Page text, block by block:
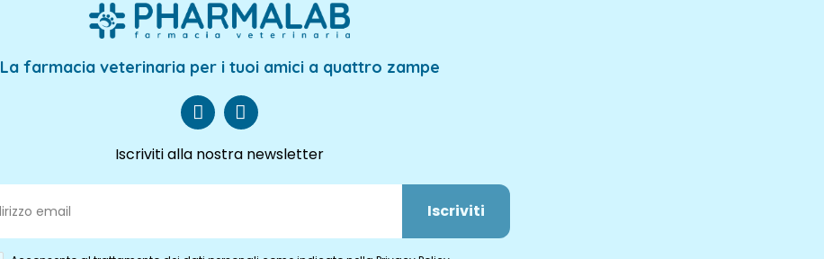
La farmacia veterinaria per i tuoi amici a quattro zampe
Iscriviti alla nostra newsletter
Iscriviti